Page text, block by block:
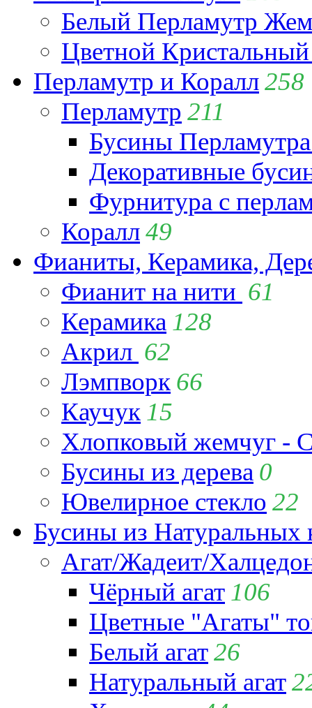
Белый Перламутр
Цветной
Перламутр и Коралл258
Перламутр 211
Бусины
Декоративные
Фурнитура с
Коралл49
Фианиты, Керамика,
Фианит на нити 61
Керамика 128
Акрил 62
Лэмпворк 66
Каучук 15
Хлопковый жемчуг -
Бусины из дерева 0
Ювелирное стекло 22
Бусины из Натуральных
Агат/Жадеит/
Чёрный агат 106
Цветные "Агаты"
Белый агат26
Натуральный агат